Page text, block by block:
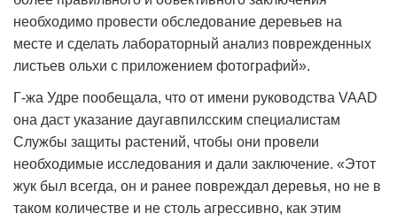
необходимо провести обследование деревьев на
месте и сделать лабораторный анализ поврежденных
листьев ольхи с приложением фотографий».
Г-жа Удре пообещала, что от имени руководства VAAD
она даст указание даугавпилсским специалистам
Службы защиты растений, чтобы они провели
необходимые исследования и дали заключение. «Этот
жук был всегда, он и ранее повреждал деревья, но не в
таком количестве и не столь агрессивно, как этим